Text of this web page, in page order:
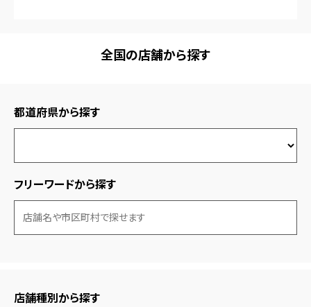
全国の店舗から探す
都道府県から探す
フリーワードから探す
店舗種別から探す